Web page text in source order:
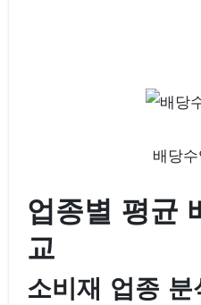
배당
업종별 평균
교
소비재 업종 분